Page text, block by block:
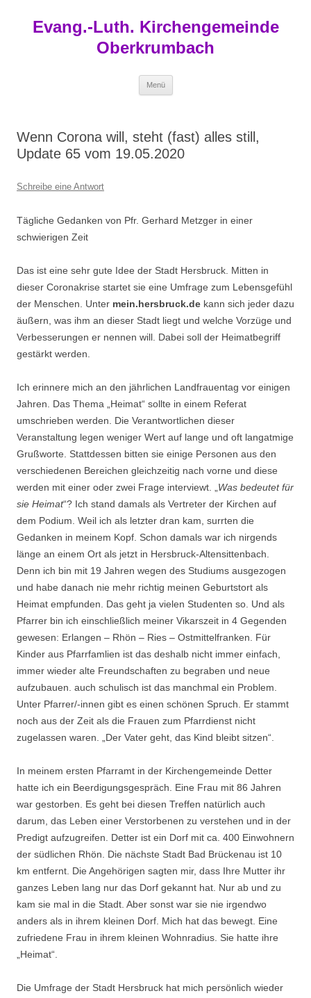
springen
Evang.-Luth. Kirchengemeinde
Oberkrumbach
Menü
Wenn Corona will, steht (fast) alles still,
Update 65 vom 19.05.2020
Schreibe eine Antwort
Tägliche Gedanken von Pfr. Gerhard Metzger in einer
schwierigen Zeit
Das ist eine sehr gute Idee der Stadt Hersbruck. Mitten in
dieser Coronakrise startet sie eine Umfrage zum Lebensgefühl
der Menschen. Unter mein.hersbruck.de kann sich jeder dazu
äußern, was ihm an dieser Stadt liegt und welche Vorzüge und
Verbesserungen er nennen will. Dabei soll der Heimatbegriff
gestärkt werden.
Ich erinnere mich an den jährlichen Landfrauentag vor einigen
Jahren. Das Thema „Heimat“ sollte in einem Referat
umschrieben werden. Die Verantwortlichen dieser
Veranstaltung legen weniger Wert auf lange und oft langatmige
Grußworte. Stattdessen bitten sie einige Personen aus den
verschiedenen Bereichen gleichzeitig nach vorne und diese
werden mit einer oder zwei Frage interviewt. „ Was bedeutet für
sie Heimat“? Ich stand damals als Vertreter der Kirchen auf
dem Podium. Weil ich als letzter dran kam, surrten die
Gedanken in meinem Kopf. Schon damals war ich nirgends
länge an einem Ort als jetzt in Hersbruck-Altensittenbach.
Denn ich bin mit 19 Jahren wegen des Studiums ausgezogen
und habe danach nie mehr richtig meinen Geburtstort als
Heimat empfunden. Das geht ja vielen Studenten so. Und als
Pfarrer bin ich einschließlich meiner Vikarszeit in 4 Gegenden
gewesen: Erlangen – Rhön – Ries – Ostmittelfranken. Für
Kinder aus Pfarrfamlien ist das deshalb nicht immer einfach,
immer wieder alte Freundschaften zu begraben und neue
aufzubauen. auch schulisch ist das manchmal ein Problem.
Unter Pfarrer/-innen gibt es einen schönen Spruch. Er stammt
noch aus der Zeit als die Frauen zum Pfarrdienst nicht
zugelassen waren. „Der Vater geht, das Kind bleibt sitzen“.
In meinem ersten Pfarramt in der Kirchengemeinde Detter
hatte ich ein Beerdigungsgespräch. Eine Frau mit 86 Jahren
war gestorben. Es geht bei diesen Treffen natürlich auch
darum, das Leben einer Verstorbenen zu verstehen und in der
Predigt aufzugreifen. Detter ist ein Dorf mit ca. 400 Einwohnern
der südlichen Rhön. Die nächste Stadt Bad Brückenau ist 10
km entfernt. Die Angehörigen sagten mir, dass Ihre Mutter ihr
ganzes Leben lang nur das Dorf gekannt hat. Nur ab und zu
kam sie mal in die Stadt. Aber sonst war sie nie irgendwo
anders als in ihrem kleinen Dorf. Mich hat das bewegt. Eine
zufriedene Frau in ihrem kleinen Wohnradius. Sie hatte ihre
„Heimat“.
Die Umfrage der Stadt Hersbruck hat mich persönlich wieder